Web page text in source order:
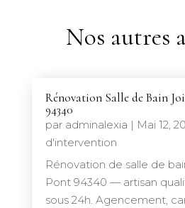
Nos autres
Rénovation Salle de Bain
94340
par adminalexia | Mai 12,
d'intervention
Rénovation de salle de
Pont 94340 — artisan
sous 24h. Agencement,